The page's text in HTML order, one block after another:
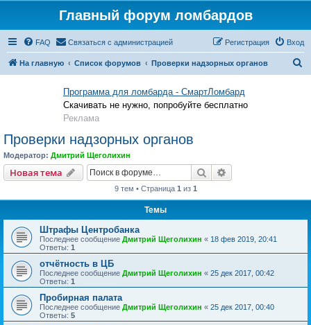
Главный форум ломбардов
FAQ Связаться с администрацией Вход
Регистрация
На главную Список форумов Проверки надзорных органов
Программа для ломбарда - СмартЛомбард
Скачивать не нужно, попробуйте бесплатно
Реклама
Проверки надзорных органов
Модератор: Дмитрий Щеголихин
Новая тема Поиск
9 тем • Страница 1 из 1
Темы
Штрафы Центробанка
Последнее сообщение Дмитрий Щеголихин « 18 фев 2019, 20:41
Ответы: 1
отчётность в ЦБ
Последнее сообщение Дмитрий Щеголихин « 25 дек 2017, 00:42
Ответы: 1
Пробирная палата
Последнее сообщение Дмитрий Щеголихин « 25 дек 2017, 00:40
Ответы: 5